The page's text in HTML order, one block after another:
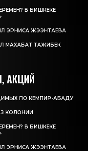
В БИШКЕКЕ
ЭРНИСА ЖЭЭНТАЕВА
МАХАБАТ ТАЖИБЕК
АКЦИЙ
ПО КЕМПИР-АБАДУ
КОЛОНИИ
В БИШКЕКЕ
ЭРНИСА ЖЭЭНТАЕВА